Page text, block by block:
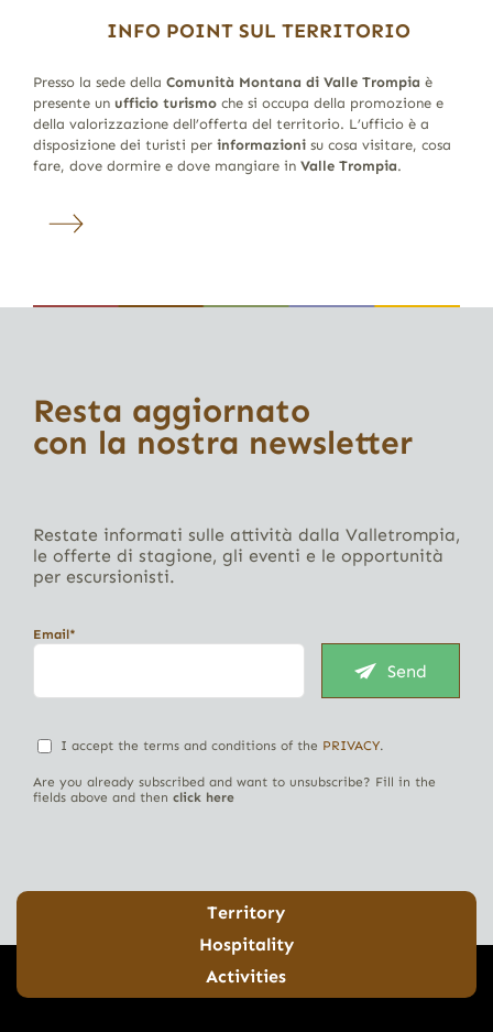
INFO POINT SUL TERRITORIO
Presso la sede della Comunità Montana di Valle Trompia è
presente un ufficio turismoche si occupa della promozione e
della valorizzazione dell’offerta del territorio. L’ufficio è a
disposizione dei turisti per informazionisu cosa visitare, cosa
fare, dove dormire e dove mangiare in Valle Trompia.
Resta aggiornato
con la nostra newsletter
Restate informati sulle attività dalla Valletrompia,
le offerte di stagione, gli eventi e le opportunità
per escursionisti.
Email*
Send
I accept the terms and conditions of the PRIVACY.
Are you already subscribed and want to unsubscribe? Fill in the
fields above and then click here
Territory
Hospitality
Activities